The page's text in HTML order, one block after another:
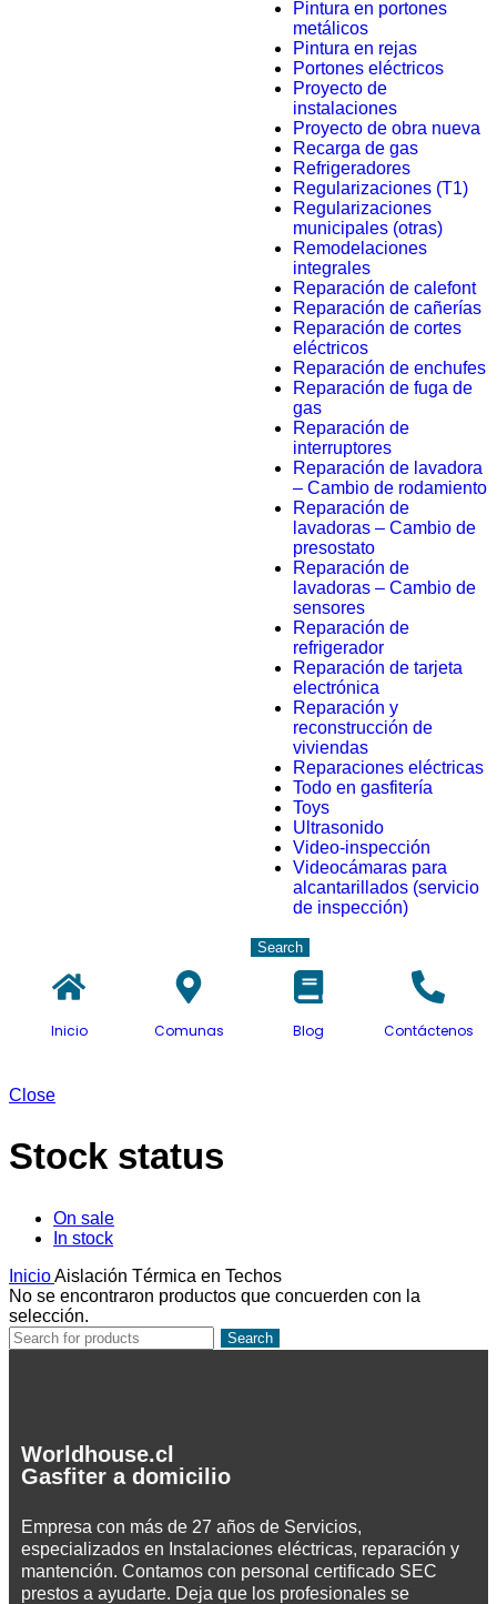
Pintura en portones
metálicos
Pintura en rejas
Portones eléctricos
Proyecto de
instalaciones
Proyecto de obra nueva
Recarga de gas
Refrigeradores
Regularizaciones (T1)
Regularizaciones
municipales (otras)
Remodelaciones
integrales
Reparación de calefont
Reparación de cañerías
Reparación de cortes
eléctricos
Reparación de enchufes
Reparación de fuga de
gas
Reparación de
interruptores
Reparación de lavadora
– Cambio de rodamiento
Reparación de
lavadoras – Cambio de
presostato
Reparación de
lavadoras – Cambio de
sensores
Reparación de
refrigerador
Reparación de tarjeta
electrónica
Reparación y
reconstrucción de
viviendas
Reparaciones eléctricas
Todo en gasfitería
Toys
Ultrasonido
Video-inspección
Videocámaras para
alcantarillados (servicio
de inspección)
Search
Inicio Comunas Blog Contáctenos
Close
Stock status
On sale
In stock
InicioAislación Térmica en Techos
No se encontraron productos que concuerden con la
selección.
Search
Worldhouse.cl
Gasfiter a domicilio
Empresa con más de 27 años de Servicios,
especializados en Instalaciones eléctricas, reparación y
mantención. Contamos con personal certificado SEC
prestos a ayudarte. Deja que los profesionales se